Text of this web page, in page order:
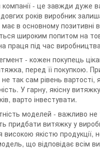
компанії - це завжди дуже
років виробник
в основному позитивні
широким попитом на
праця під час
- кожен покупець
перед її покупкою.
так сам рівень вартості,
У гарну, якісну
варто інвестувати.
моделей - важливо не
придбати витяжку у
високою якістю продукції,
що відповідає всім